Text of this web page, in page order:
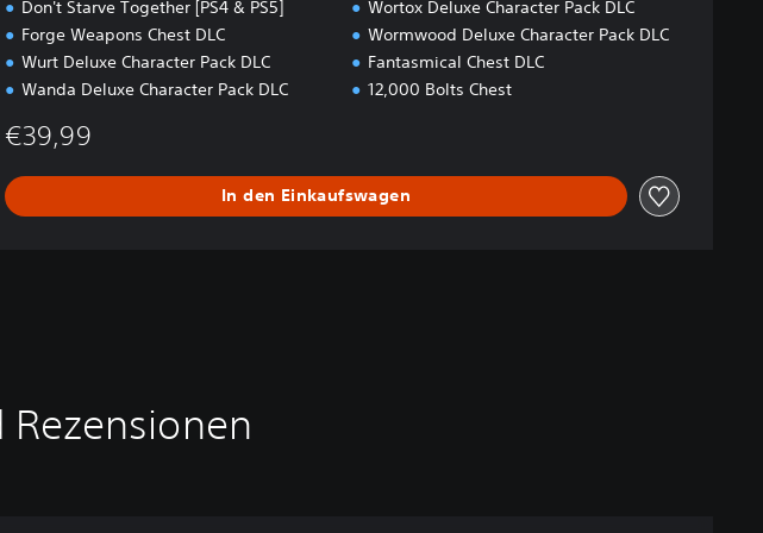
Don't Starve Together [PS4 & PS5]
Forge Weapons Chest DLC
Wurt Deluxe Character Pack DLC
Wanda Deluxe Character Pack DLC
Wortox Deluxe Character Pack DLC
Wormwood Deluxe Character Pack DLC
Fantasmical Chest DLC
12,000 Bolts Chest
€39,99
In den Einkaufswagen